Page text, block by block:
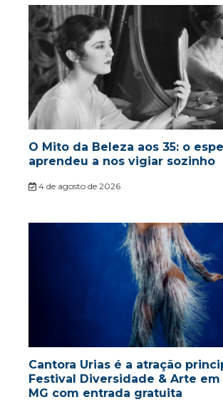
O Mito da Beleza aos 35: o
aprendeu a nos vigiar sozinho
4 de agosto de 2026
Cantora Urias é a atração
Festival Diversidade & Arte em
MG com entrada gratuita